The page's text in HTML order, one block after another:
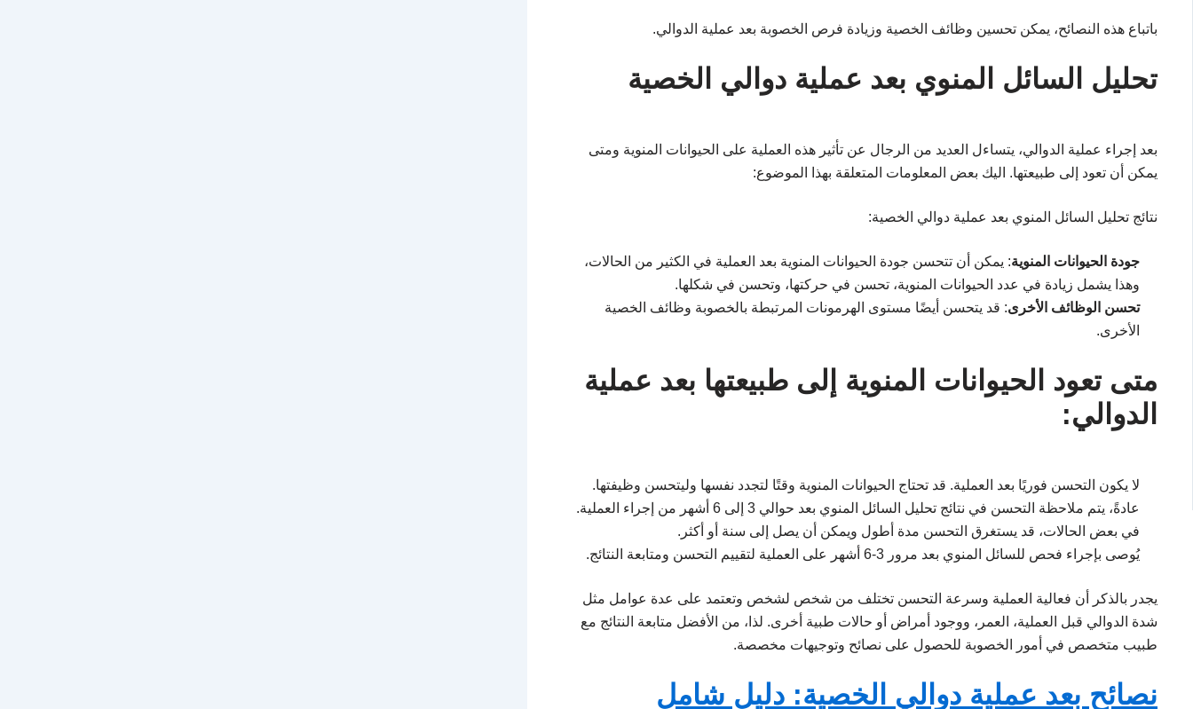
باتباع هذه النصائح، يمكن تحسين وظائف الخصية وزيادة فرص الخصوبة بعد عملية الدوالي.
تحليل السائل المنوي بعد عملية دوالي الخصية
بعد إجراء عملية الدوالي، يتساءل العديد من الرجال عن تأثير هذه العملية على الحيوانات المنوية ومتى
يمكن أن تعود إلى طبيعتها. اليك بعض المعلومات المتعلقة بهذا الموضوع:
نتائج تحليل السائل المنوي بعد عملية دوالي الخصية:
جودة الحيوانات المنوية: يمكن أن تتحسن جودة الحيوانات المنوية بعد العملية في الكثير من الحالات،
وهذا يشمل زيادة في عدد الحيوانات المنوية، تحسن في حركتها، وتحسن في شكلها.
تحسن الوظائف الأخرى: قد يتحسن أيضًا مستوى الهرمونات المرتبطة بالخصوبة وظائف الخصية
الأخرى.
متى تعود الحيوانات المنوية إلى طبيعتها بعد عملية
الدوالي:
لا يكون التحسن فوريًا بعد العملية. قد تحتاج الحيوانات المنوية وقتًا لتجدد نفسها وليتحسن وظيفتها.
عادةً، يتم ملاحظة التحسن في نتائج تحليل السائل المنوي بعد حوالي 3 إلى 6 أشهر من إجراء العملية.
في بعض الحالات، قد يستغرق التحسن مدة أطول ويمكن أن يصل إلى سنة أو أكثر.
يُوصى بإجراء فحص للسائل المنوي بعد مرور 3-6 أشهر على العملية لتقييم التحسن ومتابعة النتائج.
يجدر بالذكر أن فعالية العملية وسرعة التحسن تختلف من شخص لشخص وتعتمد على عدة عوامل مثل
شدة الدوالي قبل العملية، العمر، ووجود أمراض أو حالات طبية أخرى. لذا، من الأفضل متابعة النتائج مع
طبيب متخصص في أمور الخصوبة للحصول على نصائح وتوجيهات مخصصة.
نصائح بعد عملية دوالي الخصية: دليل شامل